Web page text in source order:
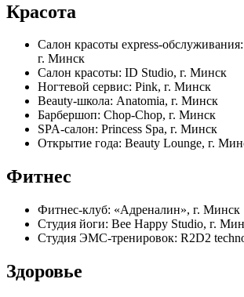
Красота
Салон красоты express-
г. Минск
Салон красоты: ID Studio, г. Минск
Ногтевой сервис: Pink, г. Минск
Beauty-школа: Anatomia, г. Минск
Барбершоп: Chop-Chop, г. Минск
SPA-салон: Princess Spa, г. Минск
Открытие года: Beauty Lounge, г.
Фитнес
Фитнес-клуб: «Адреналин», г. Минск
Студия йоги: Bee Happy Studio, г.
Студия ЭМС-тренировок: R2D2
Здоровье